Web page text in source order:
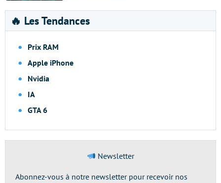
🔥 Les Tendances
Prix RAM
Apple iPhone
Nvidia
IA
GTA 6
Newsletter
Abonnez-vous à notre newsletter pour recevoir nos